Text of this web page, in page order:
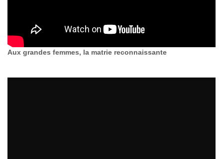
Aux grandes femmes, la matrie reconnaissante